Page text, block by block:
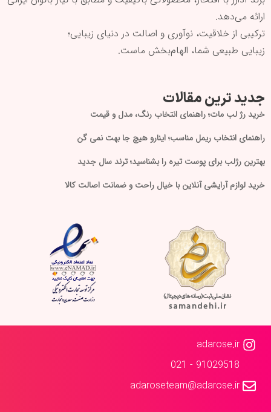
ارائه می‌دهد.
ترکیبی از خلاقیت، نوآوری و اصالت در دنیای زیبایی؛
زیبایی طبیعی شما، الهام‌بخش ماست.
جدید ترین مقالات
خرید رژ لب مات؛ راهنمای انتخاب رنگ، مدل و قیمت
راهنمای انتخاب ریمل مناسب؛ اینارو هیچ جا بهت نمی گن
بهترین رژلب برای پوست تیره را بشناسید؛ ترند سال جدید
خرید لوازم آرایشی آنلاین با خیال راحت و ضمانت اصالت کالا
adarose.ir
91029518 - 021
adaroseteam@adarose.ir